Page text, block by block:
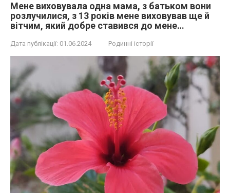
Мене виховувала одна мама, з батьком вони
розлучилися, з 13 років мене виховував ще й
вітчим, який добре ставився до мене…
Дата публікації: 01.06.2024 Родинні історії